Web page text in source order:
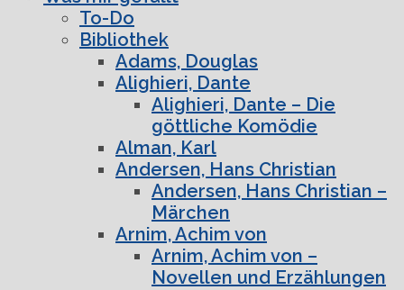
To-Do
Bibliothek
Adams, Douglas
Alighieri, Dante
Alighieri, Dante – Die
göttliche Komödie
Alman, Karl
Andersen, Hans Christian
Andersen, Hans Christian –
Märchen
Arnim, Achim von
Arnim, Achim von –
Novellen und Erzählungen